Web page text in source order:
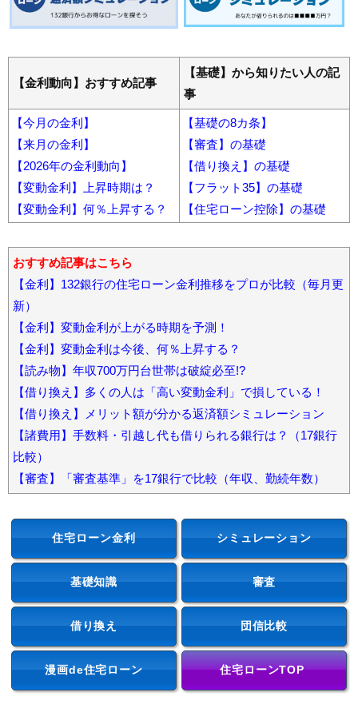
【金利動向】おすすめ記事
【基礎】から知りたい人の記
事
【今月の金利】
【来月の金利】
【2026年の金利動向】
【変動金利】上昇時期は？
【変動金利】何％上昇する？
【基礎の8カ条】
【審査】の基礎
【借り換え】の基礎
【フラット35】の基礎
【住宅ローン控除】の基礎
おすすめ記事はこちら
【金利】132銀行の住宅ローン金利推移をプロが比較（毎月更
新）
【金利】変動金利が上がる時期を予測！
【金利】変動金利は今後、何％上昇する？
【読み物】年収700万円台世帯は破綻必至!?
【借り換え】多くの人は「高い変動金利」で損している！
【借り換え】メリット額が分かる返済額シミュレーション
【諸費用】手数料・引越し代も借りられる銀行は？（17銀行
比較）
【審査】「審査基準」を17銀行で比較（年収、勤続年数）
住宅ローン金利 シミュレーション
基礎知識 審査
借り換え 団信比較
漫画de住宅ローン 住宅ローンTOP